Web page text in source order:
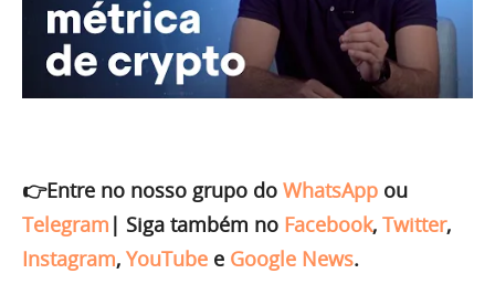
👉Entre no nosso grupo do WhatsApp ou
Telegram | Siga também no Facebook, Twitter,
Instagram, YouTube e Google News.